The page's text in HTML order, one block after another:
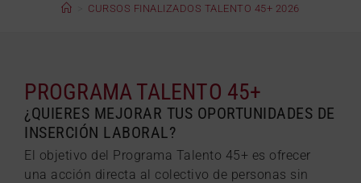
CURSOS FINALIZADOS TALENTO 45+ 2026
PROGRAMA TALENTO 45+
¿QUIERES MEJORAR TUS OPORTUNIDADES DE
INSERCIÓN LABORAL?
El objetivo del Programa Talento 45+ es ofrecer
una acción directa al colectivo de personas sin